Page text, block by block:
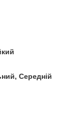
Середній